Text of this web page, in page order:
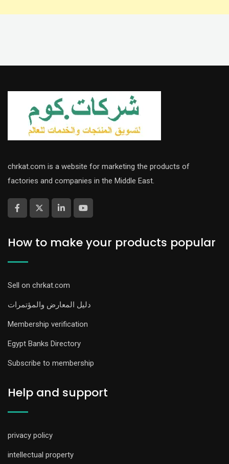
chrkat.com is a website for marketing the products of
factories and companies in the Middle East.
How to make your products popular
Sell on chrkat.com
دليل المعارض والمؤتمرات
Membership verification
Egypt Banks Directory
Subscribe to membership
Help and support
privacy policy
intellectual property